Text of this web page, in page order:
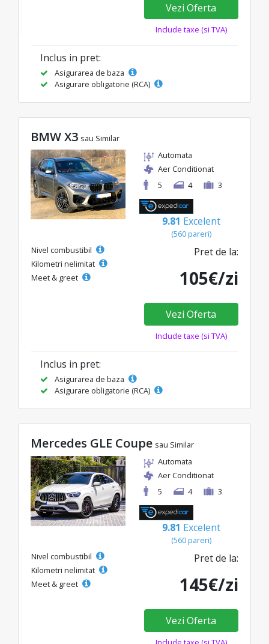
Vezi Oferta
Include taxe (si TVA)
Inclus in pret:
Asigurarea de baza
Asigurare obligatorie (RCA)
BMW X3 sau Similar
Automata
Aer Conditionat
5
4 3
9.81 Excelent
(560 pareri)
Nivel combustibil
Kilometri nelimitat
Meet & greet
Pret de la:
105€/zi
Vezi Oferta
Include taxe (si TVA)
Inclus in pret:
Asigurarea de baza
Asigurare obligatorie (RCA)
Mercedes GLE Coupe sau Similar
Automata
Aer Conditionat
5
4 3
9.81 Excelent
(560 pareri)
Nivel combustibil
Kilometri nelimitat
Meet & greet
Pret de la:
145€/zi
Vezi Oferta